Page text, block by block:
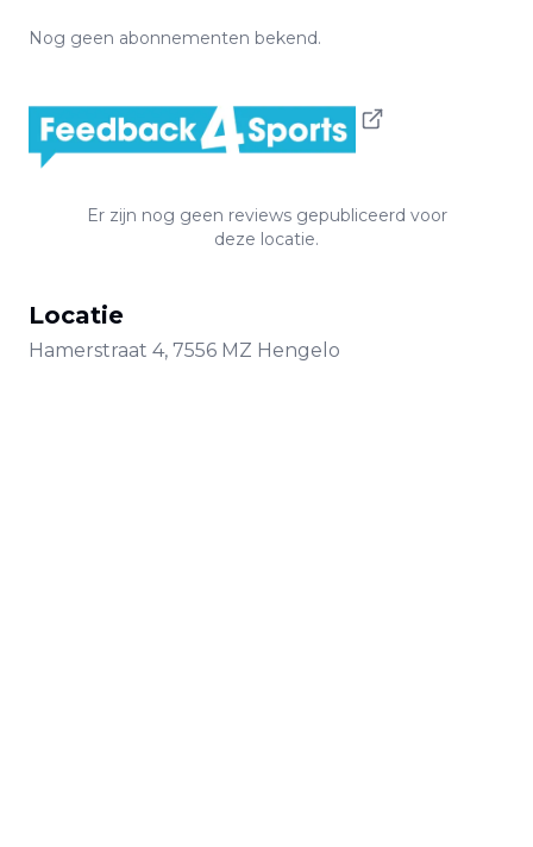
Nog geen abonnementen bekend.
Er zijn nog geen reviews gepubliceerd voor
deze locatie.
Locatie
Hamerstraat 4, 7556 MZ Hengelo